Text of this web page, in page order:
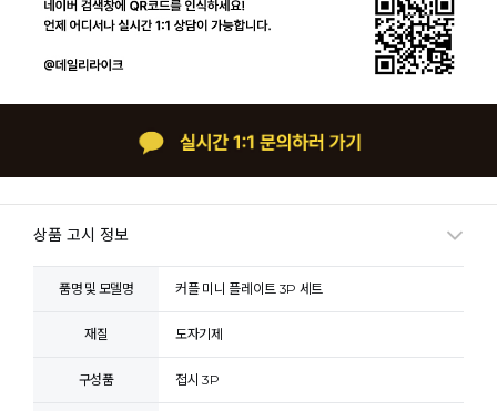
상품 고시 정보
품명 및 모델명 커플 미니 플레이트 3P 세트
재질 도자기제
구성품 접시 3P